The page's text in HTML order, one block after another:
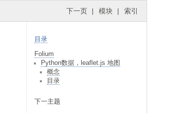
索引
模块 |
下一页 |
目录
Folium
Python数据，leaflet.js 地图
概念
目录
下一主题